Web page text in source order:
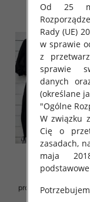
produkt) Roz
Paczka 5
Od 25
Rady (UE)
w sprawie
z
sprawie
danych
(określane
"Ogólne
W związku
Cię o
zasadach,
maja